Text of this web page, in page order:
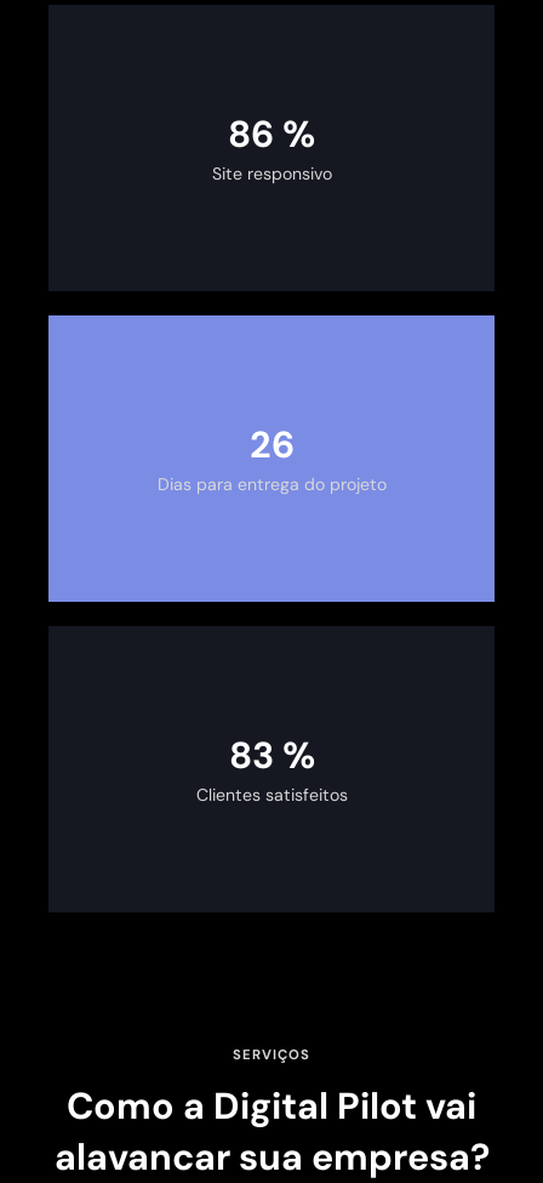
100 %
Site responsivo
30
Dias para entrega do projeto
100 %
Clientes satisfeitos
SERVIÇOS
Como a Digital Pilot vai
alavancar sua empresa?